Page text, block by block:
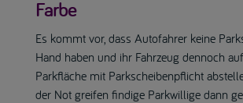
Farbe
Es kommt vor, dass Autofahrer keine
Hand haben und ihr Fahrzeug dennoch
Parkfläche mit Parkscheibenpflicht
der Not greifen findige Parkwillige dann